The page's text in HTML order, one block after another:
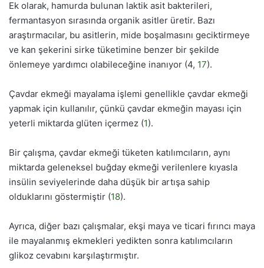
Ek olarak, hamurda bulunan laktik asit bakterileri,
fermantasyon sırasında organik asitler üretir. Bazı
araştırmacılar, bu asitlerin, mide boşalmasını geciktirmeye
ve kan şekerini sirke tüketimine benzer bir şekilde
önlemeye yardımcı olabileceğine inanıyor (4, 17).
Çavdar ekmeği mayalama işlemi genellikle çavdar ekmeği
yapmak için kullanılır, çünkü çavdar ekmeğin mayası için
yeterli miktarda glüten içermez (1).
Bir çalışma, çavdar ekmeği tüketen katılımcıların, aynı
miktarda geleneksel buğday ekmeği verilenlere kıyasla
insülin seviyelerinde daha düşük bir artışa sahip
olduklarını göstermiştir (18).
Ayrıca, diğer bazı çalışmalar, ekşi maya ve ticari fırıncı maya
ile mayalanmış ekmekleri yedikten sonra katılımcıların
glikoz cevabını karşılaştırmıştır.